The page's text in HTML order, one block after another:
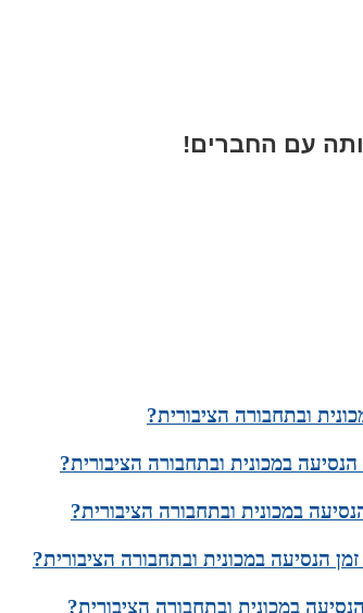
עם החברים!
ובתחבורה הציבורית?
במכונית ובתחבורה הציבורית?
במכונית ובתחבורה הציבורית?
הנסיעה במכונית ובתחבורה הציבורית?
במכונית ובתחבורה הציבורית?